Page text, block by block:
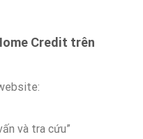
Credit trên
và tra cứu”